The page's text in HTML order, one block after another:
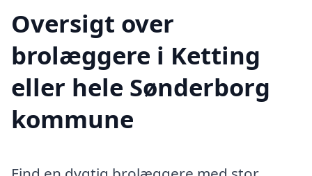
Oversigt over
brolæggere i Ketting
eller hele Sønderborg
kommune